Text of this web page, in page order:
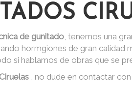
de gunitado, tenemos una
hormgiones de gran
si hablamos de obras que se
, no dude en contactar